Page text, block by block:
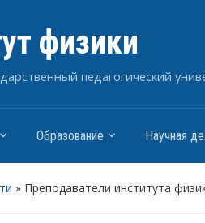
физики
педагогический
Образование Научная
» Преподаватели института